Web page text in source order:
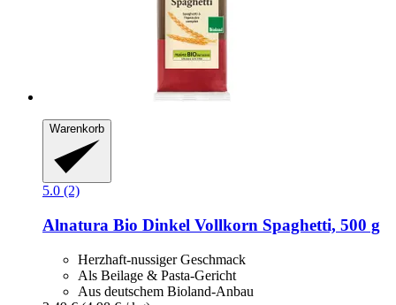
Warenkorb
5.0 (2)
Alnatura Bio Dinkel Vollkorn Spaghetti, 500 g
Herzhaft-nussiger Geschmack
Als Beilage & Pasta-Gericht
Aus deutschem Bioland-Anbau